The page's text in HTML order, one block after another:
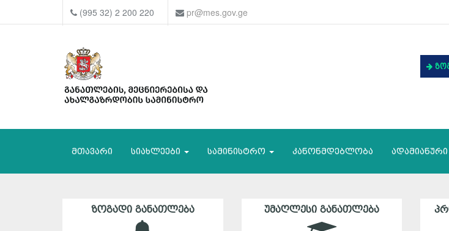
(995 32) 2 200 220 pr@mes.gov.ge
მთავარი სიახლეები სამინისტრო კანონმდებლობა
ᲖᲝᲒᲐᲓᲘ ᲒᲐᲜᲐᲗᲚᲔᲑᲐ ᲣᲛᲐᲦᲚᲔᲡᲘ ᲒᲐᲜᲐᲗᲚᲔᲑᲐ